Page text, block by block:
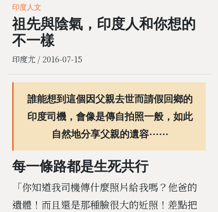
印度人文
祖先與陰氣，印度人和你想的
不一樣
印度尤 / 2016-07-15
誰能想到這個因父親去世而請假回鄉的
印度司機，會像是傳自拍照一般，如此
自然地分享父親的遺容⋯⋯
每一條路都是生死共行
「你知道我司機傳什麼照片給我嗎？他爸的
遺體！而且還是那種臉很大的近照！差點把